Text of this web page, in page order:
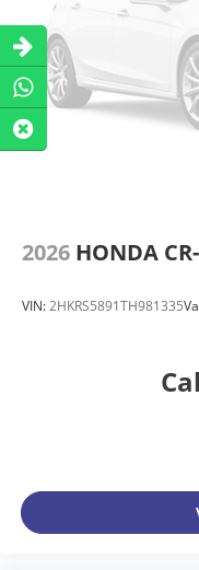
2026 HONDA
VIN:2HKRS5891TH981335